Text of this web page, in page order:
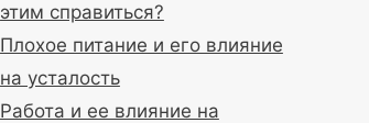
этим справиться?
Плохое питание и его влияние
на усталость
Работа и ее влияние на